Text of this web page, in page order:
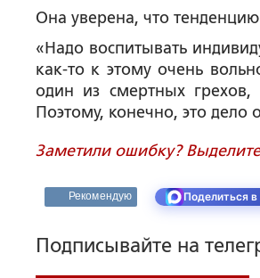
Она уверена, что
«Надо воспитывать
как-то к этому очень
один из смертных
Поэтому, конечно, это дело
Заметили ошибку?
Рекомендую Поделиться в
Подписывайте на